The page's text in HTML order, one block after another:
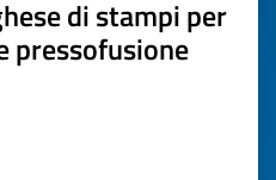
di stampi per
pressofusione